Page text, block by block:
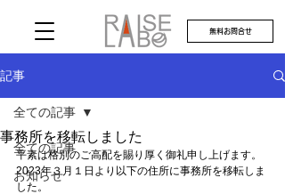
無料お問合せ
記事
全ての記事
お知らせ
全ての記事
事務所を移転しました
平素は格別のご高配を賜り厚く御礼申し上げます。
2023年３月１日より以下の住所に事務所を移転しま
した。